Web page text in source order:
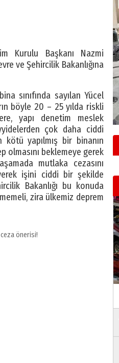
Kurulu Başkanı Nazmi
ve Şehircilik Bakanlığına
sınıfında sayılan Yücel
böyle 20 – 25 yılda riskli
yapı denetim meslek
çok daha ciddi
yapılmış bir binanın
olmasını beklemeye gerek
mutlaka cezasını
işini ciddi bir şekilde
Bakanlığı bu konuda
zira ülkemiz deprem
önerisi!